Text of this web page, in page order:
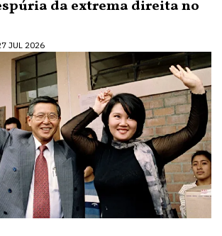
da extrema direita no
JUL 2026